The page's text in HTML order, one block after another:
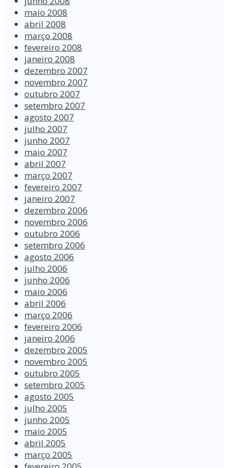
maio 2008
abril 2008
março 2008
fevereiro 2008
janeiro 2008
dezembro 2007
novembro 2007
outubro 2007
setembro 2007
agosto 2007
julho 2007
junho 2007
maio 2007
abril 2007
março 2007
fevereiro 2007
janeiro 2007
dezembro 2006
novembro 2006
outubro 2006
setembro 2006
agosto 2006
julho 2006
junho 2006
maio 2006
abril 2006
março 2006
fevereiro 2006
janeiro 2006
dezembro 2005
novembro 2005
outubro 2005
setembro 2005
agosto 2005
julho 2005
junho 2005
maio 2005
abril 2005
março 2005